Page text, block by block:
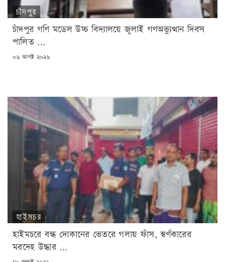
চাঁদপুর
চাঁদপুর গণি মডেল উচ্চ বিদ্যালয়ে জুলাই গণঅভ্যুত্থান দিবস
পালিত ...
POSTED
০৬ আগষ্ট ২০২৬
হাইমচর
হাইমচরে বন্ধ দোকানের ভেতরে গলায় ফাঁস, স্বর্ণকারের
মরদেহ উদ্ধার ...